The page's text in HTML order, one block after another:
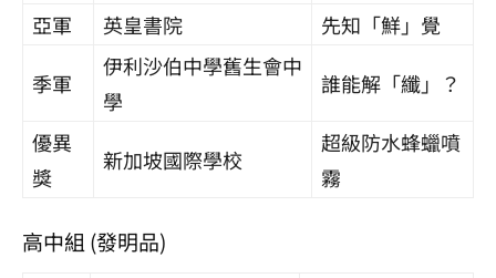
亞軍
英皇書院 先知「鮮」覺
季軍
伊利沙伯中學舊生會中
學
誰能解「纖」？
優異
獎
新加坡國際學校
超級防水蜂蠟噴
霧
高中組 (發明品)